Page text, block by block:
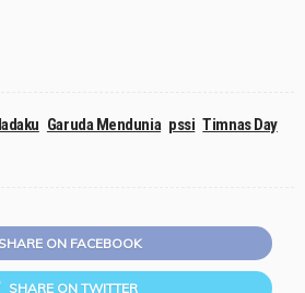
Garuda Mendunia pssi Timnas Day
SHARE ON FACEBOOK
SHARE ON TWITTER